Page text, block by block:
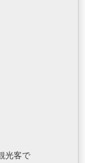
光客で